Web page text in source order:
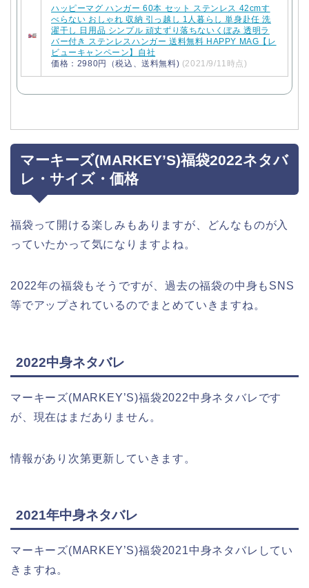
ハッピーマグ ハンガー 60本 セット ステンレス 42cmす
べらない おしゃれ 収納 引っ越し 1人暮らし 単身赴任 洗
濯干し 日用品 シンプル 頑丈ずり落ちないくぼみ 透明ラ
バー付き ステンレスハンガー 送料無料 HAPPY MAG【レ
ビューキャンペーン】自社
価格：2980円（税込、送料無料) (2021/9/11時点)
マーキーズ(MARKEY’S)福袋2022ネタバ
レ・サイズ・価格
福袋って開ける楽しみもありますが、どんなものが入
っていたかって気になりますよね。
2022年の福袋もそうですが、過去の福袋の中身もSNS
等でアップされているのでまとめていきますね。
2022中身ネタバレ
マーキーズ(MARKEY’S)福袋2022中身ネタバレです
が、現在はまだありません。
情報があり次第更新していきます。
2021年中身ネタバレ
マーキーズ(MARKEY’S)福袋2021中身ネタバレしてい
きますね。